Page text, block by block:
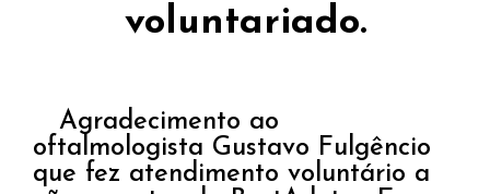
voluntariado.
Agradecimento ao
oftalmologista Gustavo Fulgêncio
que fez atendimento voluntário a